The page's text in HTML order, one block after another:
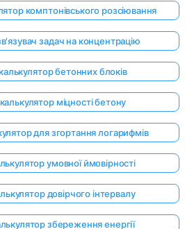
комптонівського розсіювання
задач на концентрацію
бетонних блоків
міцності бетону
для згортання логарифмів
умовної ймовірності
довірчого інтервалу
збереження енергії